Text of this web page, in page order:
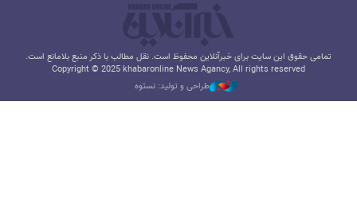
تمامی حقوق این سایت برای خبرآنلاین محفوظ است. نقل مطالب با ذکر منبع بلامانع است.
Copyright © 2025 khabaronline News Agancy, All rights reserved
طراحی و تولید: نستوه